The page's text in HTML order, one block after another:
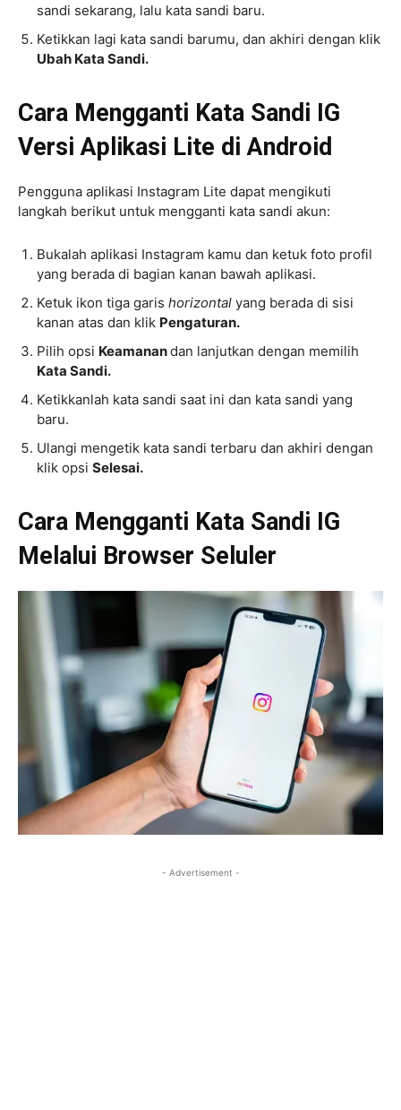
sandi sekarang, lalu kata sandi baru.
Ketikkan lagi kata sandi barumu, dan akhiri dengan klik
Ubah Kata Sandi.
Cara Mengganti Kata Sandi IG
Versi Aplikasi Lite di Android
Pengguna aplikasi Instagram Lite dapat mengikuti
langkah berikut untuk mengganti kata sandi akun:
Bukalah aplikasi Instagram kamu dan ketuk foto profil
yang berada di bagian kanan bawah aplikasi.
Ketuk ikon tiga garis horizontal yang berada di sisi
kanan atas dan klik Pengaturan.
Pilih opsi Keamanandan lanjutkan dengan memilih
Kata Sandi.
Ketikkanlah kata sandi saat ini dan kata sandi yang
baru.
Ulangi mengetik kata sandi terbaru dan akhiri dengan
klik opsi Selesai.
Cara Mengganti Kata Sandi IG
Melalui Browser Seluler
- Advertisement -